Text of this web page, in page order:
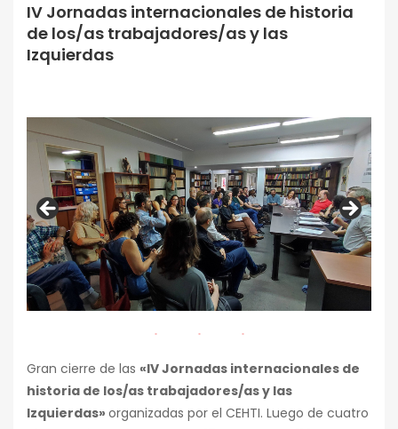
Conferencias
IV Jornadas internacionales de historia
de los/as trabajadores/as y las
Izquierdas
Gran cierre de las «IV Jornadas internacionales de
historia de los/as trabajadores/as y las
Izquierdas» organizadas por el CEHTI. Luego de cuatro